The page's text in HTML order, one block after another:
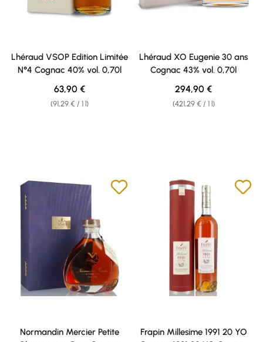
Lhéraud VSOP Edition Limitée
N°4 Cognac 40% vol. 0,70l
(91,29 € / 1 l)
Regular price:
63,90 €
Lhéraud XO Eugenie 30 ans
Cognac 43% vol. 0,70l
(421,29 € / 1 l)
Regular price:
294,90 €
Normandin Mercier Petite
Frapin Millesime 1991 20 YO